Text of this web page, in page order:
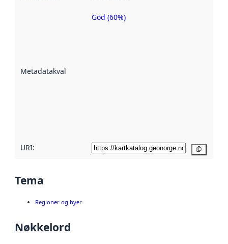
Metadatakvalitet
Metadatakvalitet
God (60%)
URI:
Tema
Regioner og byer
Nøkkelord